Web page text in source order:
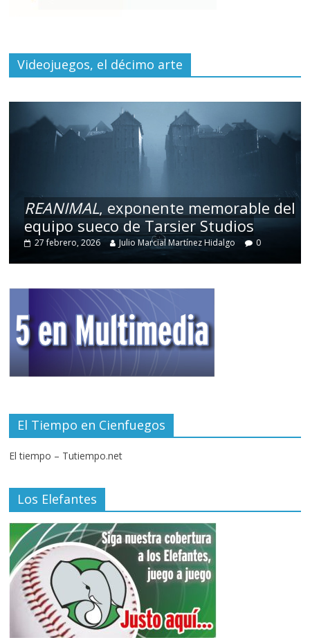
Videojuegos, el décimo arte
REANIMAL, exponente memorable del
equipo sueco de Tarsier Studios
27 febrero, 2026 Julio Marcial Martínez Hidalgo 0
El Tiempo en Cienfuegos
El tiempo – Tutiempo.net
Los Elefantes